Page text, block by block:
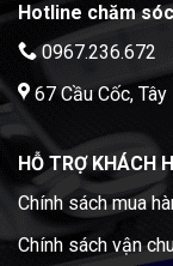
Hotline chăm
0967.236.672
67 Cầu Cốc,
HỖ TRỢ KHÁCH
Chính sách mua
Chính sách vận